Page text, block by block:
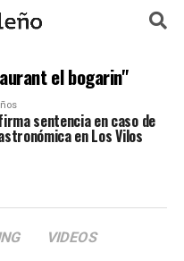
el bogarin"
sentencia en caso de
en Los Vilos
VIDEOS